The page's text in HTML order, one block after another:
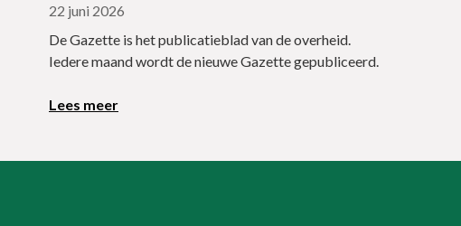
22 juni 2026
De Gazette is het publicatieblad van de overheid.
Iedere maand wordt de nieuwe Gazette gepubliceerd.
Lees meer